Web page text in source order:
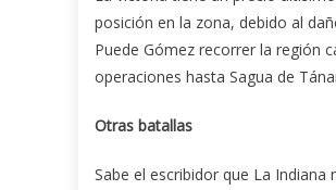
posición en la zona, debido al
Puede Gómez recorrer la región
operaciones hasta Sagua de
Otras batallas
Sabe el escribidor que La